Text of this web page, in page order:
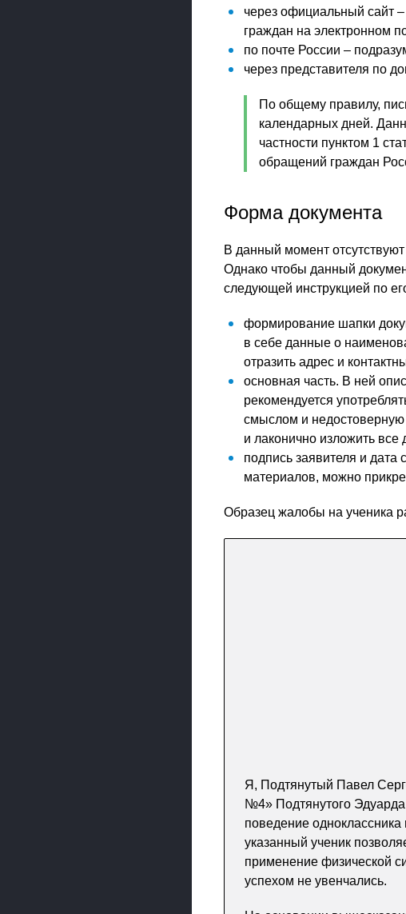
через официальный сайт
граждан на электронном
по почте России –
через представителя по
По общему правилу,
календарных дней.
частности пунктом 1
обращений граждан
Форма документа
В данный момент
Однако чтобы данный
следующей инструкцией по
формирование шапки
в себе данные о
отразить адрес и
основная часть. В ней
рекомендуется
смыслом и
и лаконично изложить все
подпись заявителя и дата
материалов, можно
Образец жалобы на ученика
Я, Подтянутый Павел
№4» Подтянутого
поведение
указанный ученик
применение физической
успехом не увенчались.